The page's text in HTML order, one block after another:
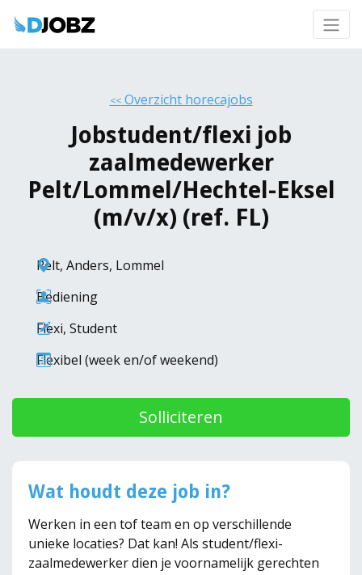
<<Overzicht horecajobs
Jobstudent/flexi job
zaalmedewerker
Pelt/Lommel/Hechtel-Eksel
(m/v/x) (ref. FL)
Pelt, Anders, Lommel
Bediening
Flexi, Student
Flexibel (week en/of weekend)
Solliciteren
Wat houdt deze job in?
Werken in een tof team en op verschillende
unieke locaties? Dat kan! Als student/flexi-
zaalmedewerker dien je voornamelijk gerechten